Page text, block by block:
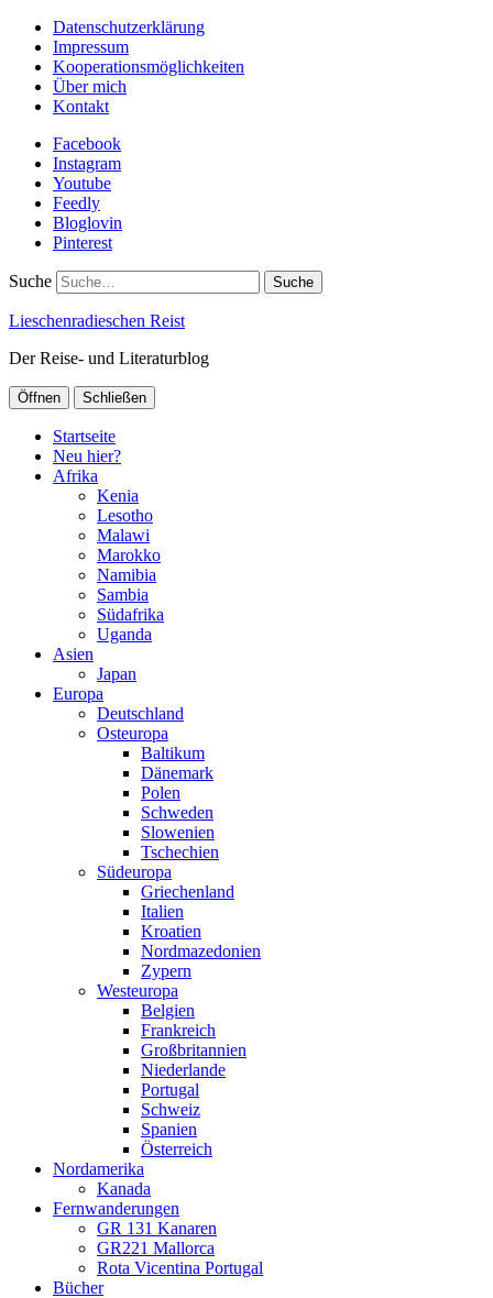
Datenschutzerklärung
Impressum
Kooperationsmöglichkeiten
Über mich
Kontakt
Facebook
Instagram
Youtube
Feedly
Bloglovin
Pinterest
Suche
Lieschenradieschen Reist
Der Reise- und Literaturblog
Öffnen Schließen
Startseite
Neu hier?
Afrika
Kenia
Lesotho
Malawi
Marokko
Namibia
Sambia
Südafrika
Uganda
Asien
Japan
Europa
Deutschland
Osteuropa
Baltikum
Dänemark
Polen
Schweden
Slowenien
Tschechien
Südeuropa
Griechenland
Italien
Kroatien
Nordmazedonien
Zypern
Westeuropa
Belgien
Frankreich
Großbritannien
Niederlande
Portugal
Schweiz
Spanien
Österreich
Nordamerika
Kanada
Fernwanderungen
GR 131 Kanaren
GR221 Mallorca
Rota Vicentina Portugal
Bücher